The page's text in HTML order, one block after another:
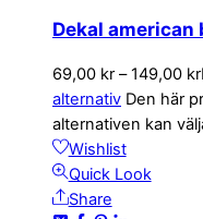
Dekal american
69,00 kr – 149,00 kr
alternativ Den här
alternativen kan
Wishlist
Quick Look
Share